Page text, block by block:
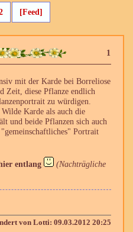
[Feed]
1
mit der Karde bei Borreliose
Zeit, diese Pflanze endlich
zu würdigen.
Karde als auch die
und beide Pflanzen sich auch
Portrait
entlang
(Nachträgliche
von Lotti: 09.03.2012 20:25